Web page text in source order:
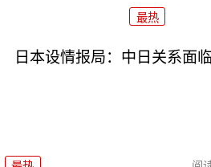
最热
日本设情报局：中日关系面